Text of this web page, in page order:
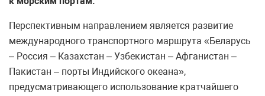
Перспективным направлением является развитие
международного транспортного маршрута «Беларусь
– Россия – Казахстан – Узбекистан – Афганистан –
Пакистан – порты Индийского океана»,
предусматривающего использование кратчайшего